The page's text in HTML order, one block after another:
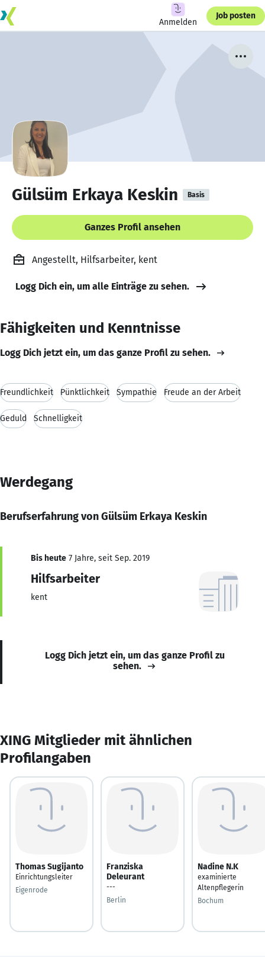
Anmelden
Job posten
Gülsüm Erkaya Keskin Basis
Ganzes Profil ansehen
Angestellt, Hilfsarbeiter, kent
Logg Dich ein, um alle Einträge zu sehen.
Fähigkeiten und Kenntnisse
Logg Dich jetzt ein, um das ganze Profil zu sehen.
Freundlichkeit Pünktlichkeit Sympathie Freude an der Arbeit
Geduld Schnelligkeit
Werdegang
Berufserfahrung von Gülsüm Erkaya Keskin
Bis heute 7 Jahre, seit Sep. 2019
Hilfsarbeiter
kent
Logg Dich jetzt ein, um das ganze Profil zu
sehen.
XING Mitglieder mit ähnlichen
Profilangaben
Thomas Sugijanto
Einrichtungsleiter
Eigenrode
Franziska
Deleurant
---
Berlin
Nadine N.K
examinierte
Altenpflegerin
Bochum